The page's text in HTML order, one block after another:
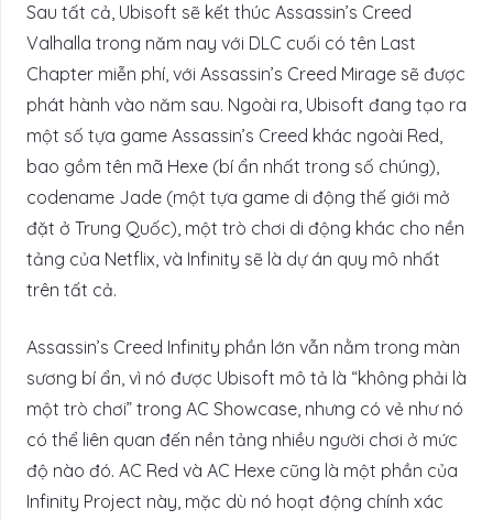
Sau tất cả, Ubisoft sẽ kết thúc Assassin’s Creed
Valhalla trong năm nay với DLC cuối có tên Last
Chapter miễn phí, với Assassin’s Creed Mirage sẽ được
phát hành vào năm sau. Ngoài ra, Ubisoft đang tạo ra
một số tựa game Assassin’s Creed khác ngoài Red,
bao gồm tên mã Hexe (bí ẩn nhất trong số chúng),
codename Jade (một tựa game di động thế giới mở
đặt ở Trung Quốc), một trò chơi di động khác cho nền
tảng của Netflix, và Infinity sẽ là dự án quy mô nhất
trên tất cả.
Assassin’s Creed Infinity phần lớn vẫn nằm trong màn
sương bí ẩn, vì nó được Ubisoft mô tả là “không phải là
một trò chơi” trong AC Showcase, nhưng có vẻ như nó
có thể liên quan đến nền tảng nhiều người chơi ở mức
độ nào đó. AC Red và AC Hexe cũng là một phần của
Infinity Project này, mặc dù nó hoạt động chính xác